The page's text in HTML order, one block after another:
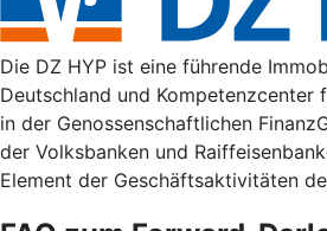
Die DZ HYP ist eine führende
Deutschland und Kompetenzcenter
in der Genossenschaftlichen
der Volksbanken und
Element der Geschäftsaktivitäten